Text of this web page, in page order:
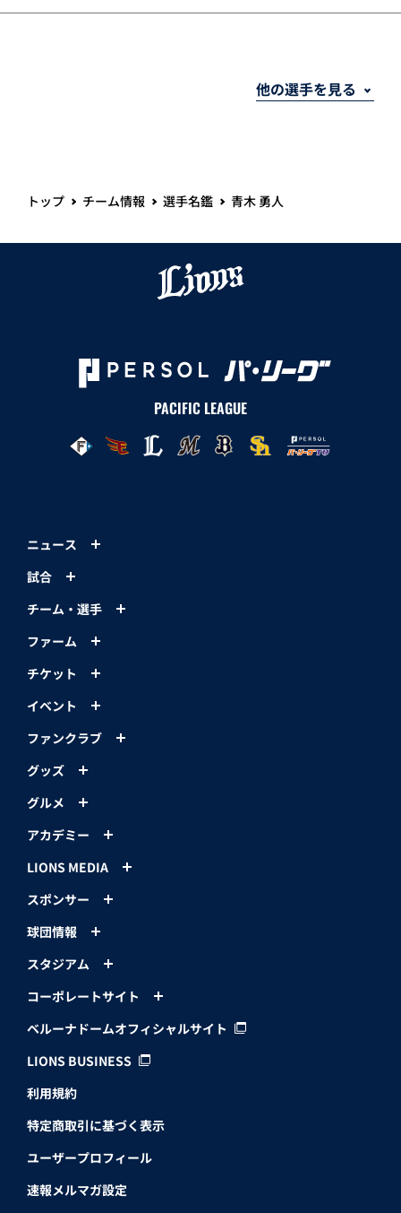
トップ チーム情報 選手名鑑 青木 勇人
PACIFIC LEAGUE
ニュース
試合
チーム・選手
ファーム
チケット
イベント
ファンクラブ
グッズ
グルメ
アカデミー
LIONS MEDIA
スポンサー
球団情報
スタジアム
コーポレートサイト
ベルーナドームオフィシャルサイト
LIONS BUSINESS
利用規約
特定商取引に基づく表示
ユーザープロフィール
速報メルマガ設定